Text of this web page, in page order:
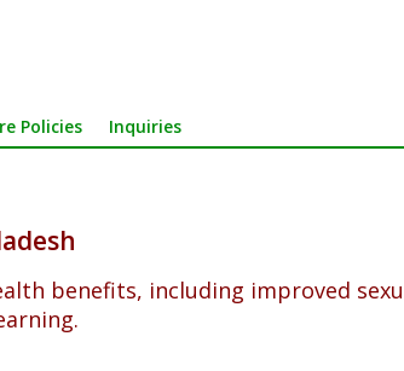
Policies Inquiries
benefits, including improved